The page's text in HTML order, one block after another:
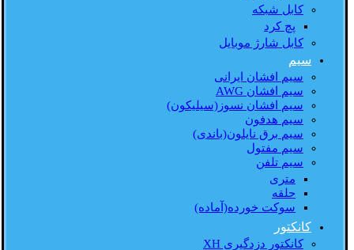
کابل شبکه
پچ کرد
کابل شارژ موبایل
سیم
سیم افشان ایرانی
سیم افشان AWG
سیم افشان نسوز(سیلیکون)
سیم هدفون
سیم برق نایلون(باندی)
سیم مفتول
سیم تلفن
متری
حلقه
سوکت خورده(آماده)
کانکتور
کانکتور دزدگیری XH